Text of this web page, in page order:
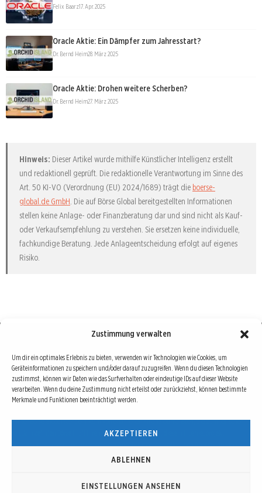
Zustimmung verwalten
Um dir ein optimales Erlebnis zu bieten, verwenden wir Technologien wie Cookies, um
Geräteinformationen zu speichern und/oder darauf zuzugreifen. Wenn du diesen Technologien
zustimmst, können wir Daten wie das Surfverhalten oder eindeutige IDs auf dieser Website
verarbeiten. Wenn du deine Zustimmung nicht erteilst oder zurückziehst, können bestimmte
Merkmale und Funktionen beeinträchtigt werden.
AKZEPTIEREN
ABLEHNEN
EINSTELLUNGEN ANSEHEN
Felix Baarz17. Apr. 2025
Oracle Aktie: Ein Dämpfer zum Jahresstart?
Dr. Bernd Heim28. März 2025
Oracle Aktie: Drohen weitere Scherben?
Dr. Bernd Heim27. März 2025
Hinweis: Dieser Artikel wurde mithilfe Künstlicher Intelligenz erstellt
und redaktionell geprüft. Die redaktionelle Verantwortung im Sinne des
Art. 50 KI-VO (Verordnung (EU) 2024/1689) trägt die boerse-
global.de GmbH. Die auf Börse Global bereitgestellten Informationen
stellen keine Anlage- oder Finanzberatung dar und sind nicht als Kauf-
oder Verkaufsempfehlung zu verstehen. Sie ersetzen keine individuelle,
fachkundige Beratung. Jede Anlageentscheidung erfolgt auf eigenes
Risiko.
Börse : lokal, international, global
Erfolgreiche Börsengeschäfte bedingen vor allem drei Dinge: Verlässliche Informationen,
richtige Interpretationen und unabhängige Informationsquellen. Diese drei Bausteine sind
auch die redaktionelle Leitlinie von Börse Global.
Hinter Börse Global steht ein Team von erfahrenen Finanzjournalisten, die zum Teil schon
seit Jahrzehnten Börse in all ihren Facetten leben und mit diesem Internetprojekt
interessierten Lesern und Investoren ein Angebot machen wollen, sich über spannende
Entwicklungen, Tendenzen, Chancen und Risiken von Börsen-Investments zu informieren.